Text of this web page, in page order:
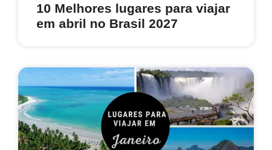
10 Melhores lugares para viajar
em abril no Brasil 2027